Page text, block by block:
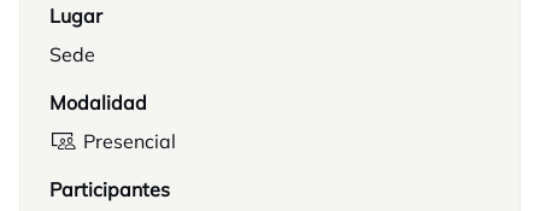
Lugar
Sede
Modalidad
Presencial
Participantes